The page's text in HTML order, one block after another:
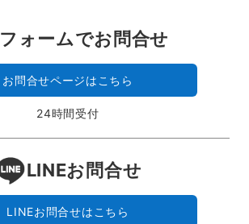
フォームでお問合せ
お問合せページはこちら
24時間受付
LINEお問合せ
LINEお問合せはこちら